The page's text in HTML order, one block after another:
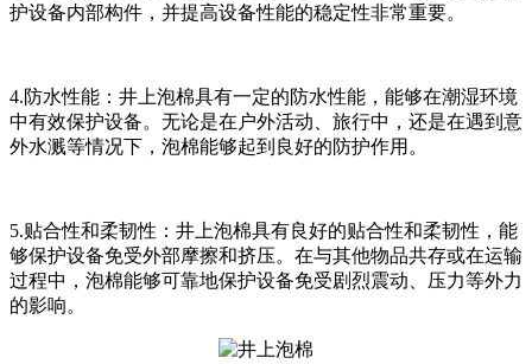
护设备内部构件，并提高设备性能的稳定性非常重要。
4.防水性能：井上泡棉具有一定的防水性能，能够在潮湿环境
中有效保护设备。无论是在户外活动、旅行中，还是在遇到意
外水溅等情况下，泡棉能够起到良好的防护作用。
5.贴合性和柔韧性：井上泡棉具有良好的贴合性和柔韧性，能
够保护设备免受外部摩擦和挤压。在与其他物品共存或在运输
过程中，泡棉能够可靠地保护设备免受剧烈震动、压力等外力
的影响。